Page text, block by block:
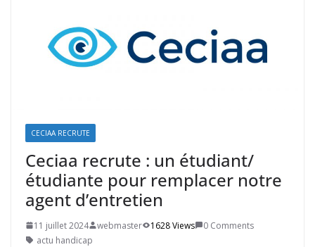
CECIAA RECRUTE
Ceciaa recrute : un étudiant/
étudiante pour remplacer notre
agent d’entretien
11 juillet 2024 webmaster 1628 Views
0 Comments
actu handicap